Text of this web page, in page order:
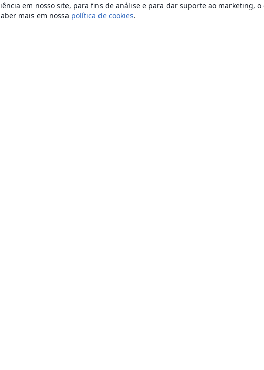
em nosso site, para fins de análise e para dar suporte ao marketing,
mais em nossa política de cookies.